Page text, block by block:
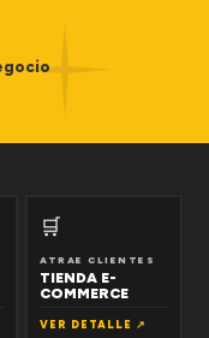
🛒
ATRAE CLIENTES
TIENDA E-
COMMERCE
VER DETALLE ↗